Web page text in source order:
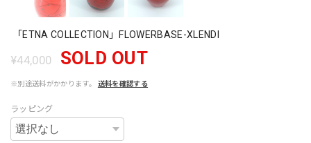
「ETNA COLLECTION」FLOWERBASE-XLENDI
¥44,000 SOLD OUT
※別途送料がかかります。 送料を確認する
ラッピング